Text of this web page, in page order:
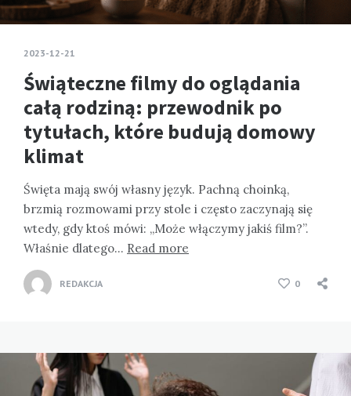
2023-12-21
Świąteczne filmy do oglądania
całą rodziną: przewodnik po
tytułach, które budują domowy
klimat
Święta mają swój własny język. Pachną choinką,
brzmią rozmowami przy stole i często zaczynają się
wtedy, gdy ktoś mówi: „Może włączymy jakiś film?”.
Właśnie dlatego… Read more
REDAKCJA 0